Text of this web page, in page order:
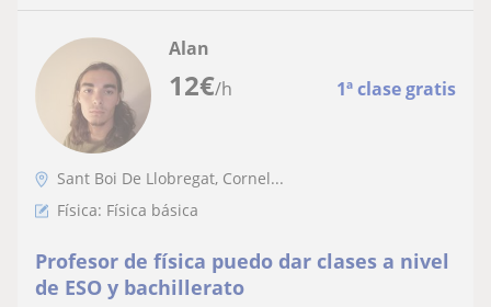
12€/h 1ª clase gratis
Alan
Sant Boi De Llobregat, Cornel...
Física: Física básica
Profesor de física puedo dar clases a nivel
de ESO y bachillerato